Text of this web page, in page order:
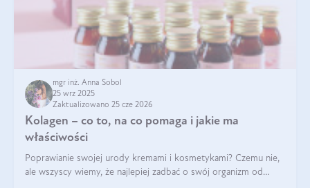
mgr inż. Anna Sobol
25 wrz 2025
Zaktualizowano 25 cze 2026
Kolagen – co to, na co pomaga i jakie ma
właściwości
Poprawianie swojej urody kremami i kosmetykami? Czemu nie,
ale wszyscy wiemy, że najlepiej zadbać o swój organizm od